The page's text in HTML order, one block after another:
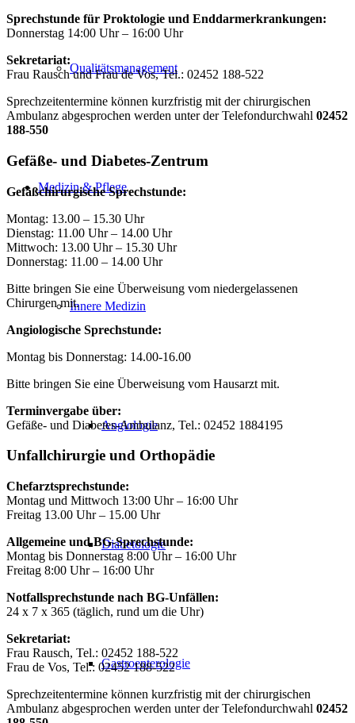
Qualitätsmanagement
Medizin & Pflege
Innere Medizin
Angiologie
Diabetologie
Gastroenterologie
Sprechstunde für Proktologie und Enddarmerkrankungen:
Donnerstag 14:00 Uhr – 16:00 Uhr
Sekretariat:
Frau Rausch und Frau de Vos, Tel.: 02452 188-522
Sprechzeitentermine können kurzfristig mit der chirurgischen
Ambulanz abgesprochen werden unter der Telefondurchwahl 02452
188-550
Gefäße- und Diabetes-Zentrum
Gefäßchirurgische Sprechstunde:
Montag: 13.00 – 15.30 Uhr
Dienstag: 11.00 Uhr – 14.00 Uhr
Mittwoch: 13.00 Uhr – 15.30 Uhr
Donnerstag: 11.00 – 14.00 Uhr
Bitte bringen Sie eine Überweisung vom niedergelassenen
Chirurgen mit.
Angiologische Sprechstunde:
Montag bis Donnerstag: 14.00-16.00
Bitte bringen Sie eine Überweisung vom Hausarzt mit.
Terminvergabe über:
Gefäße- und Diabetes-Ambulanz, Tel.: 02452 1884195
Unfallchirurgie und Orthopädie
Chefarztsprechstunde:
Montag und Mittwoch 13:00 Uhr – 16:00 Uhr
Freitag 13.00 Uhr – 15.00 Uhr
Allgemeine und BG-Sprechstunde:
Montag bis Donnerstag 8:00 Uhr – 16:00 Uhr
Freitag 8:00 Uhr – 16:00 Uhr
Notfallsprechstunde nach BG-Unfällen:
24 x 7 x 365 (täglich, rund um die Uhr)
Sekretariat:
Frau Rausch, Tel.: 02452 188-522
Frau de Vos, Tel.: 02452 188-522
Sprechzeitentermine können kurzfristig mit der chirurgischen
Ambulanz abgesprochen werden unter der Telefondurchwahl 02452